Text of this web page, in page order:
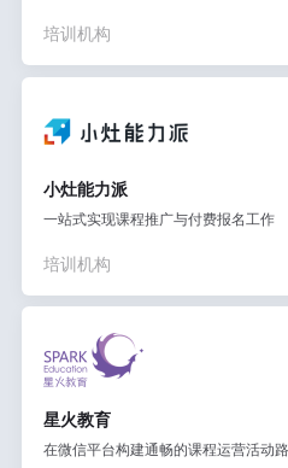
培训机构
小灶能力派
一站式实现课程推广与付费报名工作
培训机构
星火教育
在微信平台构建通畅的课程运营活动